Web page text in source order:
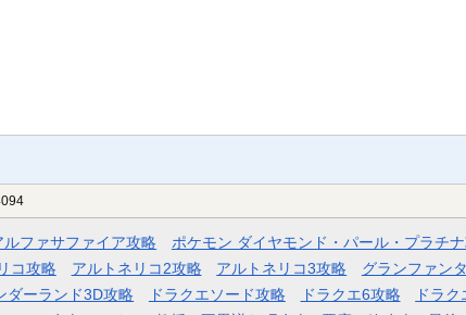
ファサファイア攻略 ポケモン ダイヤモンド・パール・プラチ
コ攻略 アルトネリコ2攻略 アルトネリコ3攻略 グランファン
ダーランド3D攻略 ドラクエソード攻略 ドラクエ6攻略 ドラ